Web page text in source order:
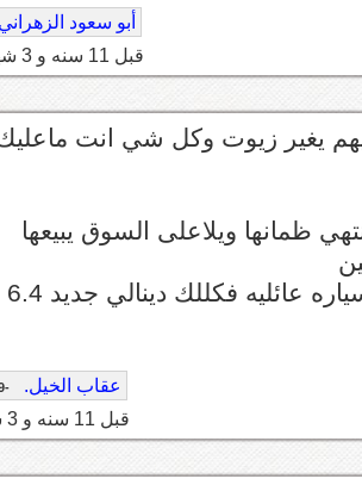
أبو سعود
قبل 11 سنه و 3 شهر
افضل شي كل 10الف ترميها عليهم يغير زيوت وكل شي انت
ظمانها ويلاعلى السوق يبيعها
لوتفكر تستخدم مدة طويله بالقيمه ذي خذ لكزس ولامرسيدس واذاسياره عائليه فكللك دينالي جديد 6.4
عقاب الخيل. -69
قبل 11 سنه و 3 شهر